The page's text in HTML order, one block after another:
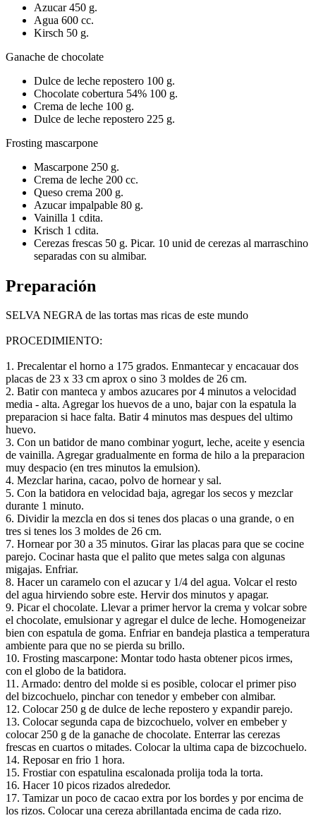
Azucar 450 g.
Agua 600 cc.
Kirsch 50 g.
Ganache de chocolate
Dulce de leche repostero 100 g.
Chocolate cobertura 54% 100 g.
Crema de leche 100 g.
Dulce de leche repostero 225 g.
Frosting mascarpone
Mascarpone 250 g.
Crema de leche 200 cc.
Queso crema 200 g.
Azucar impalpable 80 g.
Vainilla 1 cdita.
Krisch 1 cdita.
Cerezas frescas 50 g. Picar. 10 unid de cerezas al marraschino
separadas con su almibar.
Preparación
SELVA NEGRA de las tortas mas ricas de este mundo
PROCEDIMIENTO:
1. Precalentar el horno a 175 grados. Enmantecar y encacauar dos
placas de 23 x 33 cm aprox o sino 3 moldes de 26 cm.
2. Batir con manteca y ambos azucares por 4 minutos a velocidad
media - alta. Agregar los huevos de a uno, bajar con la espatula la
preparacion si hace falta. Batir 4 minutos mas despues del ultimo
huevo.
3. Con un batidor de mano combinar yogurt, leche, aceite y esencia
de vainilla. Agregar gradualmente en forma de hilo a la preparacion
muy despacio (en tres minutos la emulsion).
4. Mezclar harina, cacao, polvo de hornear y sal.
5. Con la batidora en velocidad baja, agregar los secos y mezclar
durante 1 minuto.
6. Dividir la mezcla en dos si tenes dos placas o una grande, o en
tres si tenes los 3 moldes de 26 cm.
7. Hornear por 30 a 35 minutos. Girar las placas para que se cocine
parejo. Cocinar hasta que el palito que metes salga con algunas
migajas. Enfriar.
8. Hacer un caramelo con el azucar y 1/4 del agua. Volcar el resto
del agua hirviendo sobre este. Hervir dos minutos y apagar.
9. Picar el chocolate. Llevar a primer hervor la crema y volcar sobre
el chocolate, emulsionar y agregar el dulce de leche. Homogeneizar
bien con espatula de goma. Enfriar en bandeja plastica a temperatura
ambiente para que no se pierda su brillo.
10. Frosting mascarpone: Montar todo hasta obtener picos irmes,
con el globo de la batidora.
11. Armado: dentro del molde si es posible, colocar el primer piso
del bizcochuelo, pinchar con tenedor y embeber con almibar.
12. Colocar 250 g de dulce de leche repostero y expandir parejo.
13. Colocar segunda capa de bizcochuelo, volver en embeber y
colocar 250 g de la ganache de chocolate. Enterrar las cerezas
frescas en cuartos o mitades. Colocar la ultima capa de bizcochuelo.
14. Reposar en frio 1 hora.
15. Frostiar con espatulina escalonada prolija toda la torta.
16. Hacer 10 picos rizados alrededor.
17. Tamizar un poco de cacao extra por los bordes y por encima de
los rizos. Colocar una cereza abrillantada encima de cada rizo.